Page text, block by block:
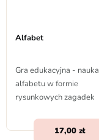
Alfabet
Gra edukacyjna - nauka
alfabetu w formie
rysunkowych zagadek
17,00